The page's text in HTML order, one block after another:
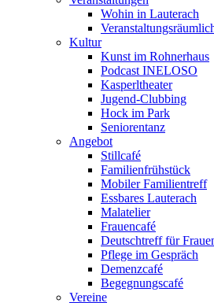
Wohin in Lauterach
Kultur
Kunst im Rohnerhaus
Podcast INELOSO
Kasperltheater
Jugend-Clubbing
Hock im Park
Seniorentanz
Angebot
Stillcafé
Familienfrühstück
Mobiler Familientreff
Essbares Lauterach
Malatelier
Frauencafé
Deutschtreff für
Pflege im Gespräch
Demenzcafé
Begegnungscafé
Vereine